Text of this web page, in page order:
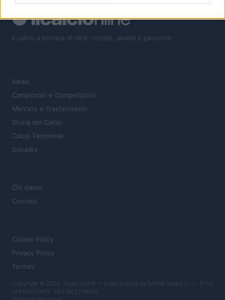
Il calcio a portata di click: notizie, analisi e passione
News
Campionati e Competizioni
Mercato e Trasferimenti
Storia del Calcio
Calcio Femminile
Squadre
Chi siamo
Contatti
Cookie Policy
Privacy Policy
Termini
Copyright © 2026 · Ilcalcionline — Edito in Italia da AdHub Media S.r.l. · P.IVA
13542920965 · REA MI 2729933